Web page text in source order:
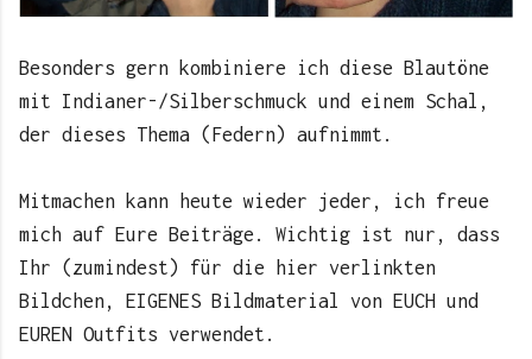
Besonders gern kombiniere ich diese Blautöne
mit Indianer-/Silberschmuck und einem Schal,
der dieses Thema (Federn) aufnimmt.
Mitmachen kann heute wieder jeder, ich freue
mich auf Eure Beiträge. Wichtig ist nur, dass
Ihr (zumindest) für die hier verlinkten
Bildchen, EIGENES Bildmaterial von EUCH und
EUREN Outfits verwendet.